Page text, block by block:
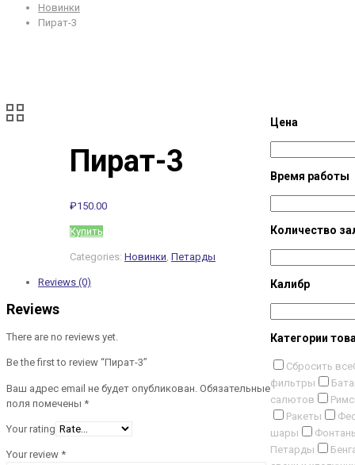
Новинки
Пират-3
Пират-3
₽150.00
Купить
Categories: Новинки Петарды
Reviews (0)
Reviews
There are no reviews yet.
Be the first to review “Пират-3”
Ваш адрес email не будет опубликован. Обязательные
поля помечены *
Your rating
Your review *
Цена
Время работы
Количество
Калибр
Категории
Сбросить все
фильтры
салютов
Ракеты
шары
Петарды